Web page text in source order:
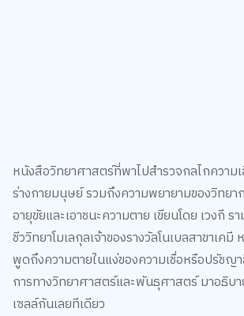
หนังสือวิทยาศาสตร์ที่พาไปสำรวจกลไกความ
ร่างกายมนุษย์ รวมถึงความพยายามของวิทยา
อายุขัยและเอาชนะความตาย เขียนโดย เวงกี
ชีววิทยาโมเลกุลเจ้าของรางวัลโนเบลสาขาเค
พูดถึงความตายในแง่ของความเชื่อหรือปรัชญ
การทางวิทยาศาสตร์และพันธุศาสตร์ มาอธิบ
เซลล์กันเลยทีเดียว